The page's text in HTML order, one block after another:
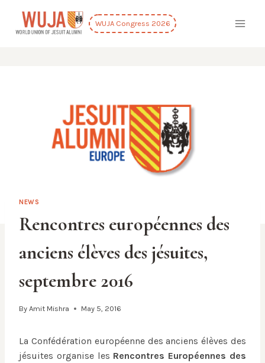
content
WUJA Congress 2026
NEWS
Rencontres européennes des
anciens élèves des jésuites,
septembre 2016
By Amit Mishra May 5, 2016
La Confédération européenne des anciens élèves des
jésuites organise les Rencontres Européennes des